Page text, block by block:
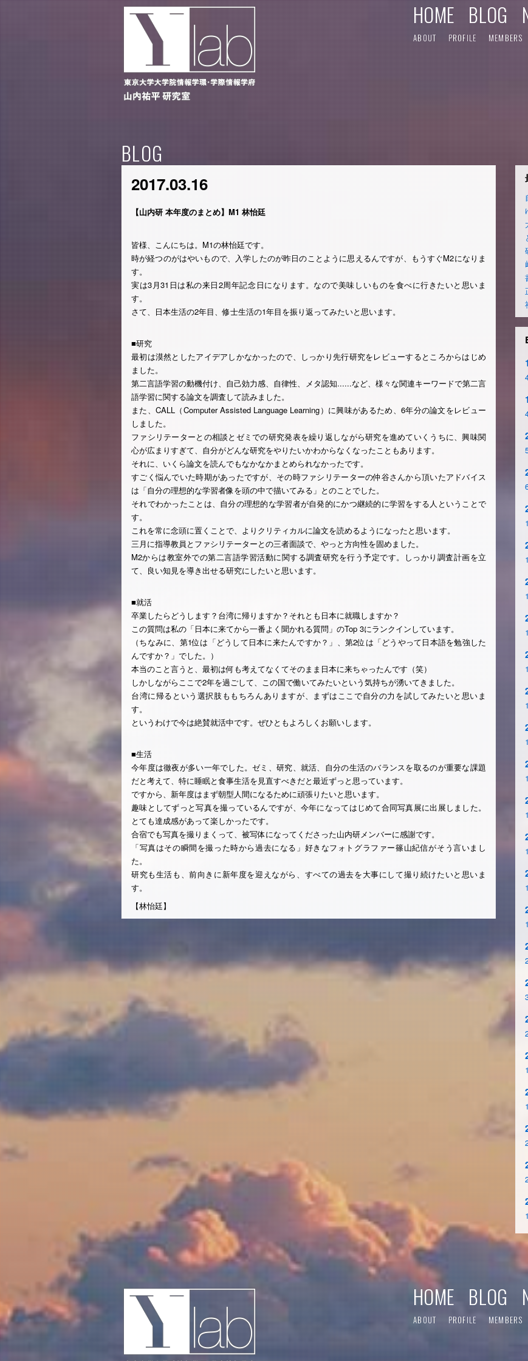
HOME BLOG
ABOUT PROFILE MEMBERS
BLOG
2017.03.16
【山内研 本年度のまとめ】M1 林怡廷
皆様、こんにちは。M1の林怡廷です。
時が経つのがはやいもので、入学したのが昨日のことように思えるんですが、もうすぐM2になりま
す。
実は3月31日は私の来日2周年記念日になります。なので美味しいものを食べに行きたいと思いま
す。
さて、日本生活の2年目、修士生活の1年目を振り返ってみたいと思います。
■研究
最初は漠然としたアイデアしかなかったので、しっかり先行研究をレビューするところからはじめ
ました。
第二言語学習の動機付け、自己効力感、自律性、メタ認知......など、様々な関連キーワードで第二言
語学習に関する論文を調査して読みました。
また、CALL（Computer Assisted Language Learning）に興味があるため、6年分の論文をレビュー
しました。
ファシリテーターとの相談とゼミでの研究発表を繰り返しながら研究を進めていくうちに、興味関
心が広まりすぎて、自分がどんな研究をやりたいかわからなくなったこともあります。
それに、いくら論文を読んでもなかなかまとめられなかったです。
すごく悩んでいた時期があったですが、その時ファシリテーターの仲谷さんから頂いたアドバイス
は「自分の理想的な学習者像を頭の中で描いてみる」とのことでした。
それでわかったことは、自分の理想的な学習者が自発的にかつ継続的に学習をする人ということで
す。
これを常に念頭に置くことで、よりクリティカルに論文を読めるようになったと思います。
三月に指導教員とファシリテーターとの三者面談で、やっと方向性を固めました。
M2からは教室外での第二言語学習活動に関する調査研究を行う予定です。しっかり調査計画を立
て、良い知見を導き出せる研究にしたいと思います。
■就活
卒業したらどうします？台湾に帰りますか？それとも日本に就職しますか？
この質問は私の「日本に来てから一番よく聞かれる質問」のTop 3にランクインしています。
（ちなみに、第1位は「どうして日本に来たんですか？」、第2位は「どうやって日本語を勉強した
んですか？」でした。）
本当のこと言うと、最初は何も考えてなくてそのまま日本に来ちゃったんです（笑）
しかしながらここで2年を過ごして、この国で働いてみたいという気持ちが湧いてきました。
台湾に帰るという選択肢ももちろんありますが、まずはここで自分の力を試してみたいと思いま
す。
というわけで今は絶賛就活中です。ぜひともよろしくお願いします。
■生活
今年度は徹夜が多い一年でした。ゼミ、研究、就活、自分の生活のバランスを取るのが重要な課題
だと考えて、特に睡眠と食事生活を見直すべきだと最近ずっと思っています。
ですから、新年度はまず朝型人間になるために頑張りたいと思います。
趣味としてずっと写真を撮っているんですが、今年になってはじめて合同写真展に出展しました。
とても達成感があって楽しかったです。
合宿でも写真を撮りまくって、被写体になってくださった山内研メンバーに感謝です。
「写真はその瞬間を撮った時から過去になる」好きなフォトグラファー篠山紀信がそう言いまし
た。
研究も生活も、前向きに新年度を迎えながら、すべての過去を大事にして撮り続けたいと思いま
す。
【林怡廷】
1
1
1
1
1
1
1
1
1
1
1
1
1
1
1
HOME BLOG
ABOUT PROFILE MEMBERS